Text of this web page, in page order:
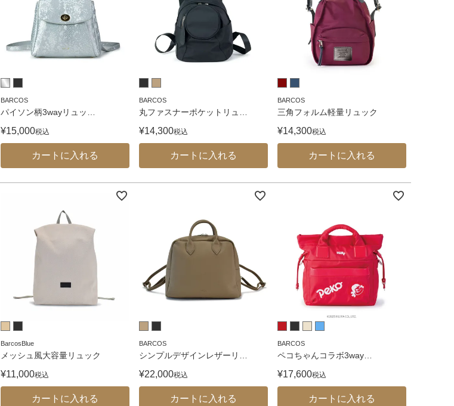
BARCOS
パイソン柄3wayリュッ
¥15,000税込
カートに入れる
BARCOS
丸ファスナーポケットリュ
¥14,300税込
カートに入れる
BARCOS
三角フォルム軽量リュック
¥14,300税込
カートに入れる
BarcosBlue
メッシュ風大容量リュック
¥11,000税込
カートに入れる
BARCOS
シンプルデザインレザーリ
¥22,000税込
カートに入れる
BARCOS
ペコちゃんコラボ3way
¥17,600税込
カートに入れる